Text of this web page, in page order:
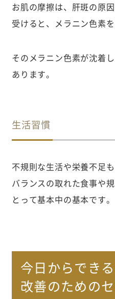
お肌の摩擦は、肝斑の原
受けると、メラニン色素を
そのメラニン色素が沈着
あります。
生活習慣
不規則な生活や栄養不足
バランスの取れた食事や
とって基本中の基本です。
今日からでき
改善のための